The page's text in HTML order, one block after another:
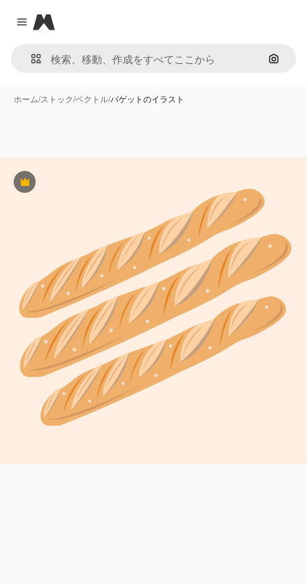
Close menu
Magnific
画像で
ホーム/ストック/ベクトル/バゲットのイラスト
Premium